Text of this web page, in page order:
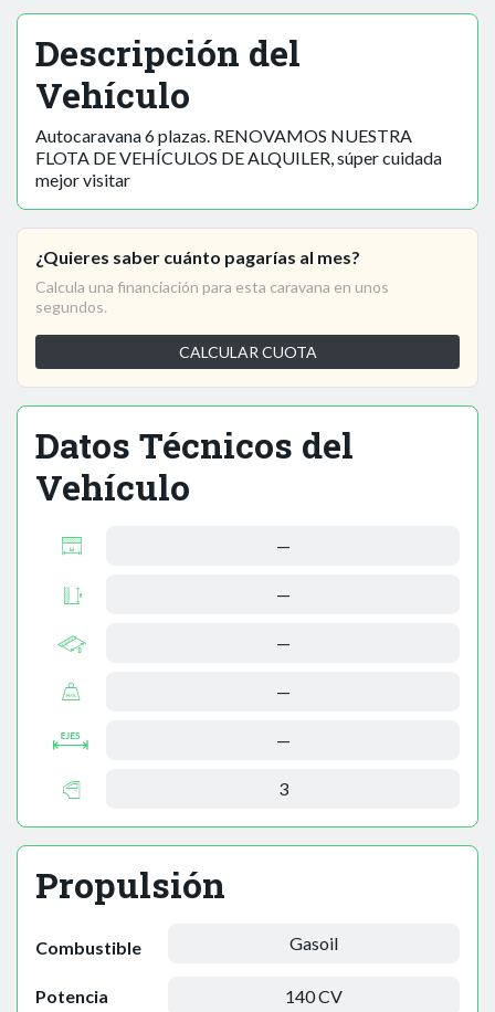
Descripción del
Vehículo
Autocaravana 6 plazas. RENOVAMOS NUESTRA
FLOTA DE VEHÍCULOS DE ALQUILER, súper cuidada
mejor visitar
¿Quieres saber cuánto pagarías al mes?
Calcula una financiación para esta caravana en unos
segundos.
CALCULAR CUOTA
Datos Técnicos del
Vehículo
—
—
—
—
—
3
Propulsión
Combustible Gasoil
Potencia 140 CV